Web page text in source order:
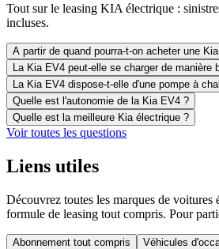
Tout sur le leasing KIA électrique :
incluses.
A partir de quand pourra-t-on acheter une
La Kia EV4 peut-elle se charger de manière
La Kia EV4 dispose-t-elle d'une pompe à
Quelle est l'autonomie de la Kia EV4 ?
Quelle est la meilleure Kia électrique ?
Voir toutes les questions
Liens utiles
Découvrez toutes les marques de voitures
formule de leasing tout compris. Pour
Abonnement tout compris
Véhicules